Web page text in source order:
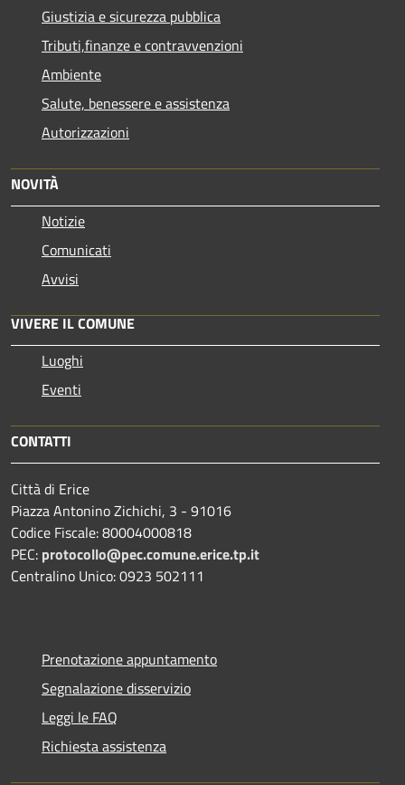
Giustizia e sicurezza pubblica
Tributi,finanze e contravvenzioni
Ambiente
Salute, benessere e assistenza
Autorizzazioni
NOVITÀ
Notizie
Comunicati
Avvisi
VIVERE IL COMUNE
Luoghi
Eventi
CONTATTI
Città di Erice
Piazza Antonino Zichichi, 3 - 91016
Codice Fiscale: 80004000818
PEC: protocollo@pec.comune.erice.tp.it
Centralino Unico: 0923 502111
Prenotazione appuntamento
Segnalazione disservizio
Leggi le FAQ
Richiesta assistenza